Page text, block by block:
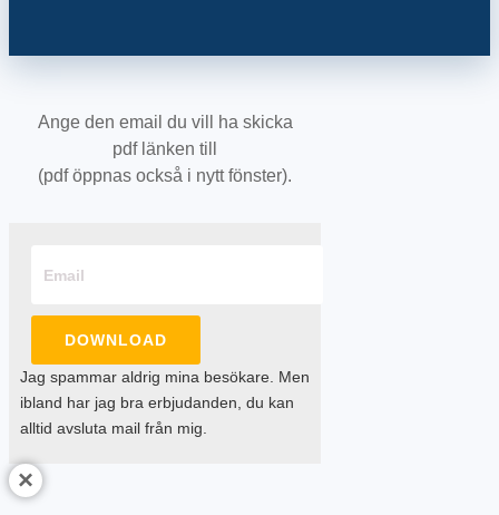
Ange den email du vill ha skicka
pdf länken till
(pdf öppnas också i nytt fönster).
DOWNLOAD
Jag spammar aldrig mina besökare. Men
ibland har jag bra erbjudanden, du kan
alltid avsluta mail från mig.
×